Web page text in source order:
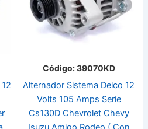
Código: 39070KD
Alternador Sistema Delco 12
Volts 105 Amps Serie
Cs130D Chevrolet Chevy